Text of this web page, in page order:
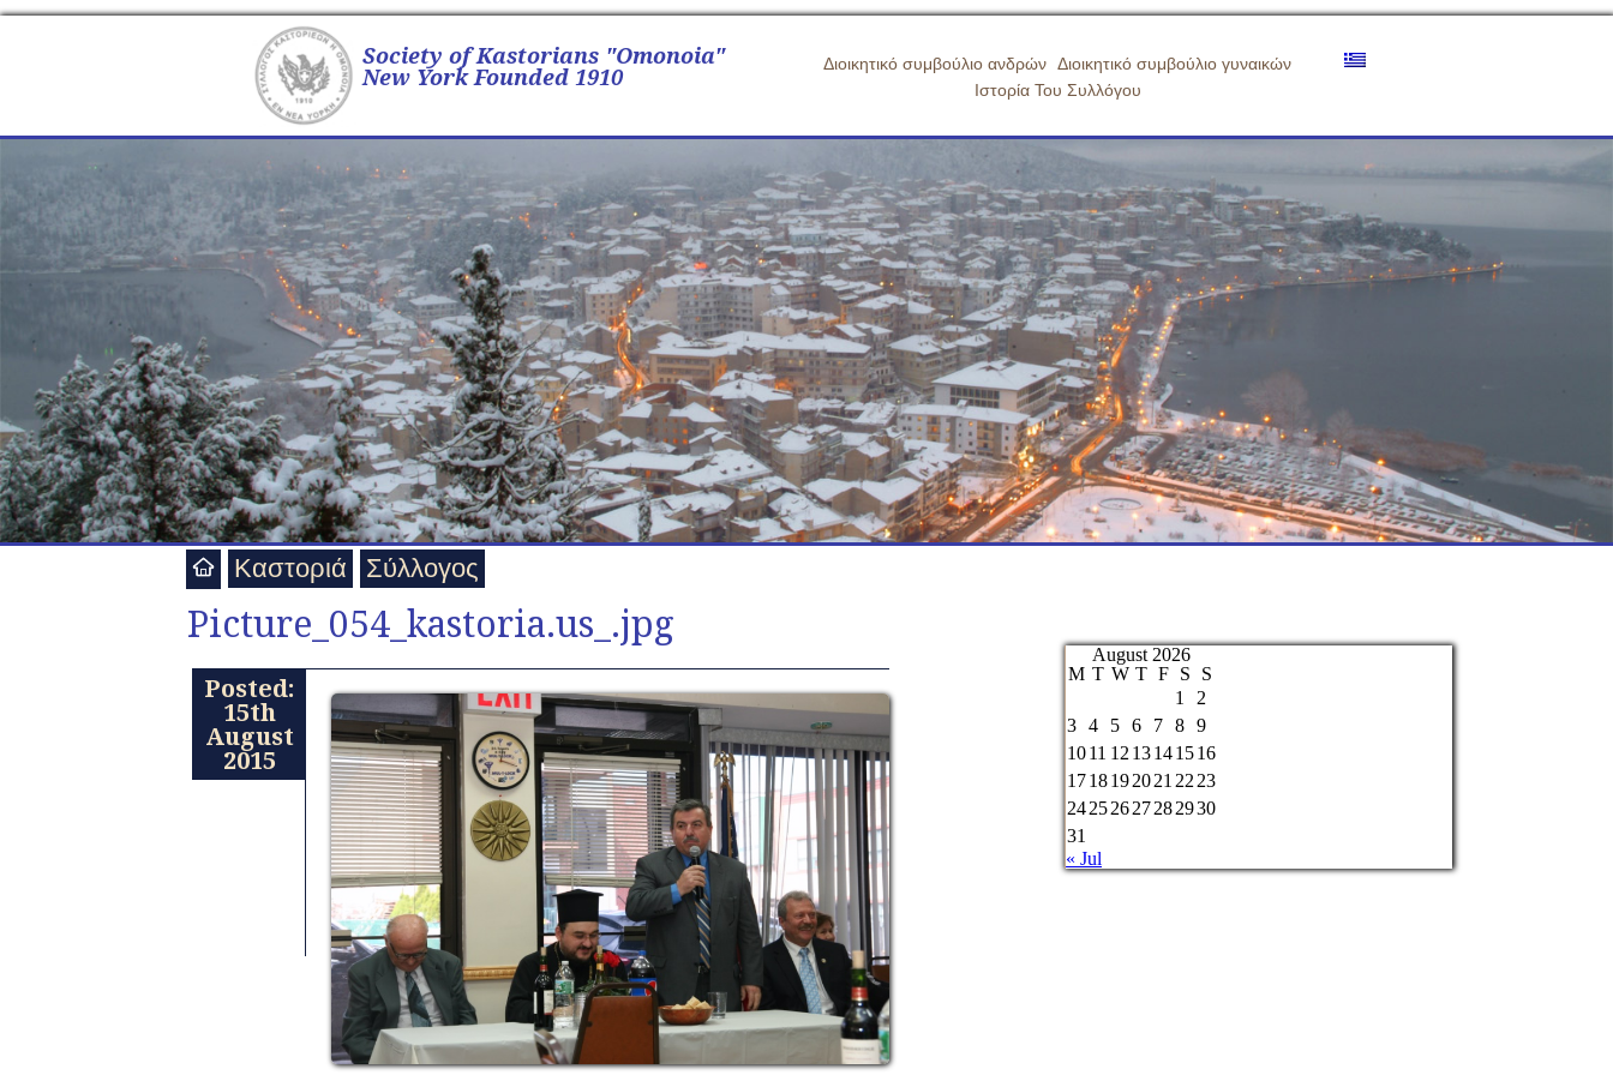
Society of Kastorians "Omonoia"
New York Founded 1910 Διοικητικό συμβούλιο ανδρών Διοικητικό συμβούλιο γυναικών
Ιστορία Του Συλλόγου
Καστοριά Σύλλογος
Picture_054_kastoria.us_.jpg
Posted:
15th
August
2015
August 2026
M T W T F S
S
1
2
3
4 5 6 7 8
9
1011 12 13141516
1718192021 22 23
24252627282930
31
« Jul